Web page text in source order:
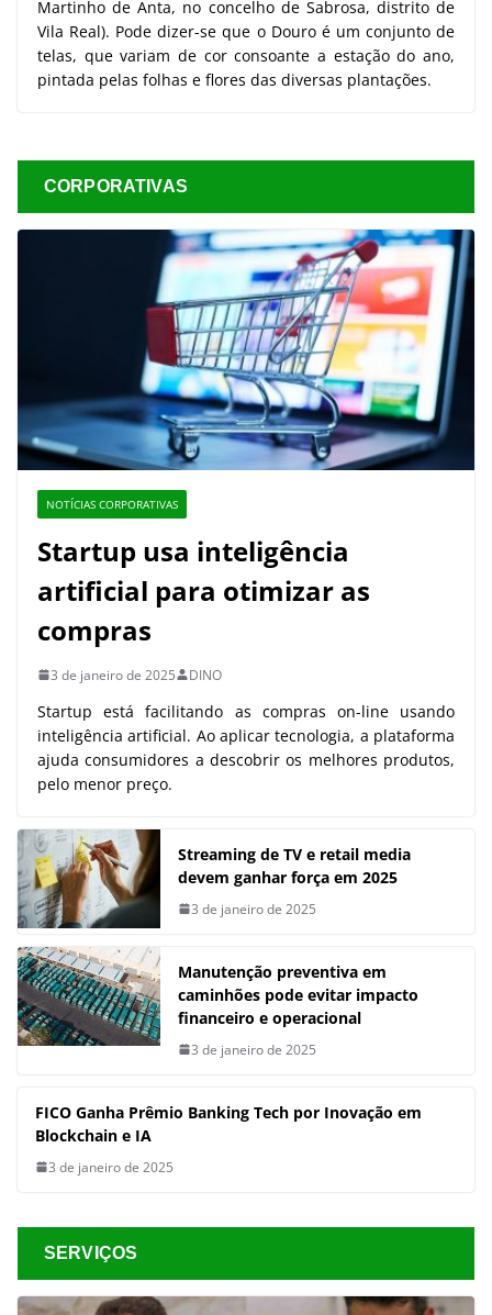
Martinho de Anta, no concelho de Sabrosa, distrito de
Vila Real). Pode dizer-se que o Douro é um conjunto de
telas, que variam de cor consoante a estação do ano,
pintada pelas folhas e flores das diversas plantações.
CORPORATIVAS
NOTÍCIAS CORPORATIVAS
Startup usa inteligência
artificial para otimizar as
compras
3 de janeiro de 2025 DINO
Startup está facilitando as compras on-line usando
inteligência artificial. Ao aplicar tecnologia, a plataforma
ajuda consumidores a descobrir os melhores produtos,
pelo menor preço.
Streaming de TV e retail media
devem ganhar força em 2025
3 de janeiro de 2025
Manutenção preventiva em
caminhões pode evitar impacto
financeiro e operacional
3 de janeiro de 2025
FICO Ganha Prêmio Banking Tech por Inovação em
Blockchain e IA
3 de janeiro de 2025
SERVIÇOS